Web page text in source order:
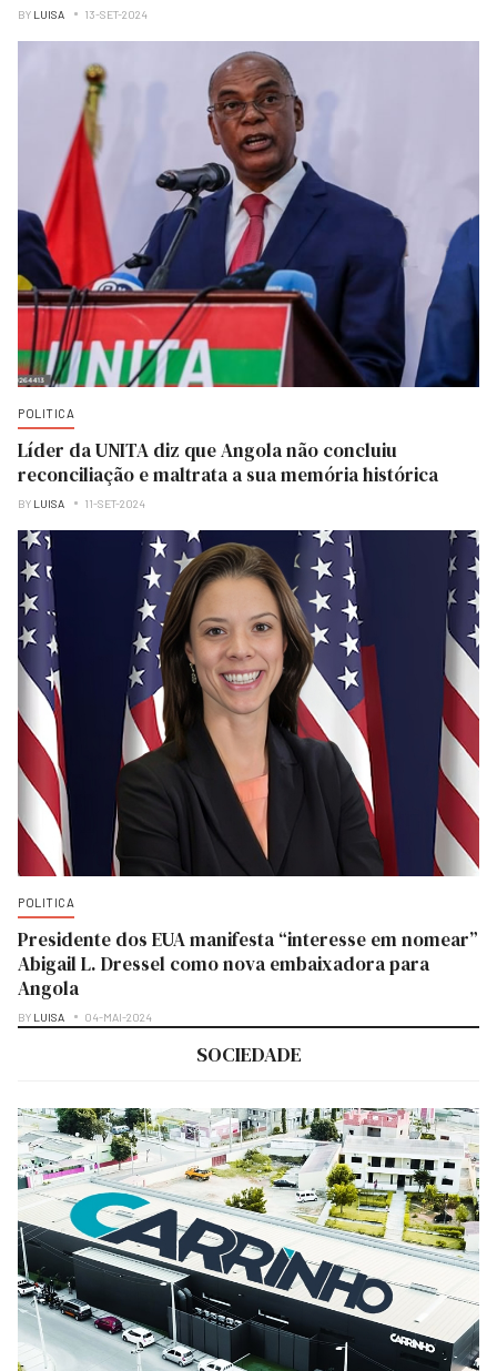
BY LUISA 13-SET-2024
POLITICA
Líder da UNITA diz que Angola não concluiu
reconciliação e maltrata a sua memória histórica
BY LUISA 11-SET-2024
POLITICA
Presidente dos EUA manifesta “interesse em nomear”
Abigail L. Dressel como nova embaixadora para
Angola
BY LUISA 04-MAI-2024
SOCIEDADE